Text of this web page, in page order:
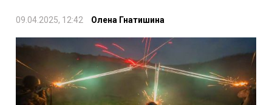
09.04.2025, 12:42 Олена Гнатишина